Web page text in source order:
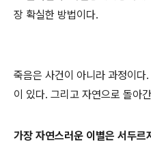
장 확실한 방법이다.
죽음은 사건이 아니라 과정이
이 있다. 그리고 자연으로 돌아
가장 자연스러운 이별은 서두르